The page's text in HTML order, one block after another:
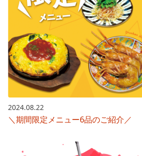
2024.08.22
＼期間限定メニュー6品のご紹介／